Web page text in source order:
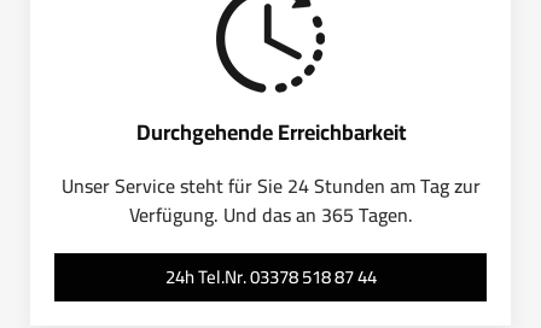
Durchgehende Erreichbarkeit
Unser Service steht für Sie 24 Stunden am Tag zur
Verfügung. Und das an 365 Tagen.
24h Tel.Nr. 03378 518 87 44